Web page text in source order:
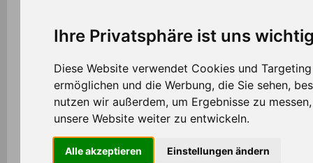
Ihre Privatsphäre ist uns
Diese Website verwendet Cookies und
ermöglichen und die Werbung, die Sie sehen,
nutzen wir außerdem, um Ergebnisse zu
unsere Website weiter zu entwickeln.
Alle akzeptieren Einstellungen ändern
Das modulare Shopsystem für Ihren Weberfolg!